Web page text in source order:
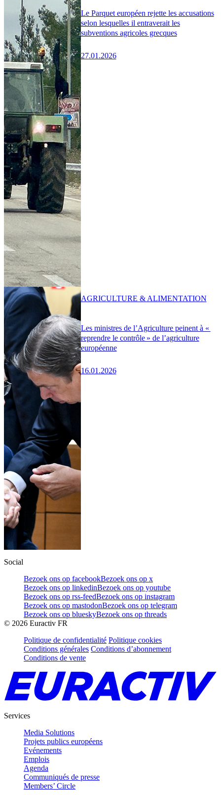
Le Parquet européen rejette les accusations
selon lesquelles il entraverait les
subventions agricoles grecques
27.01.2026
Les ministres de l’Agriculture peinent à «
reprendre le contrôle » de l’agriculture
européenne
16.01.2026
AGRICULTURE & ALIMENTATION
Social
Bezoek ons op facebookBezoek ons op x
Bezoek ons op linkedinBezoek ons op youtube
Bezoek ons op rss-feedBezoek ons op instagram
Bezoek ons op mastodonBezoek ons op telegram
Bezoek ons op blueskyBezoek ons op threads
© 2026 Euractiv FR
Politique de confidentialité Politique cookies
Conditions générales Conditions d’abonnement
Conditions de vente
Services
Media Solutions
Projets publics européens
Evénements
Emplois
Agenda
Communiqués de presse
Members’ Circle